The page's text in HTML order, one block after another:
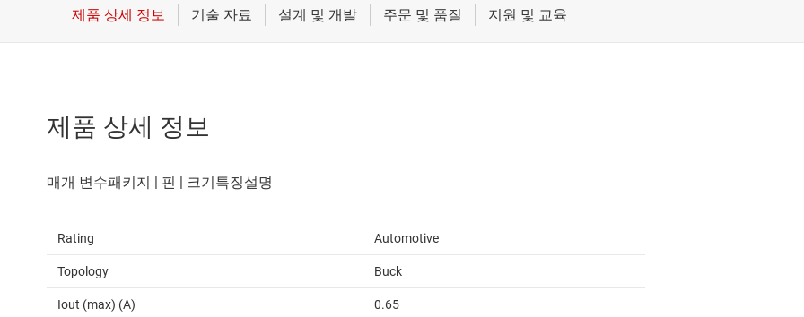
제품 상세 정보
Rating Automotive
Topology Buck
Iout (max) (A) 0.65